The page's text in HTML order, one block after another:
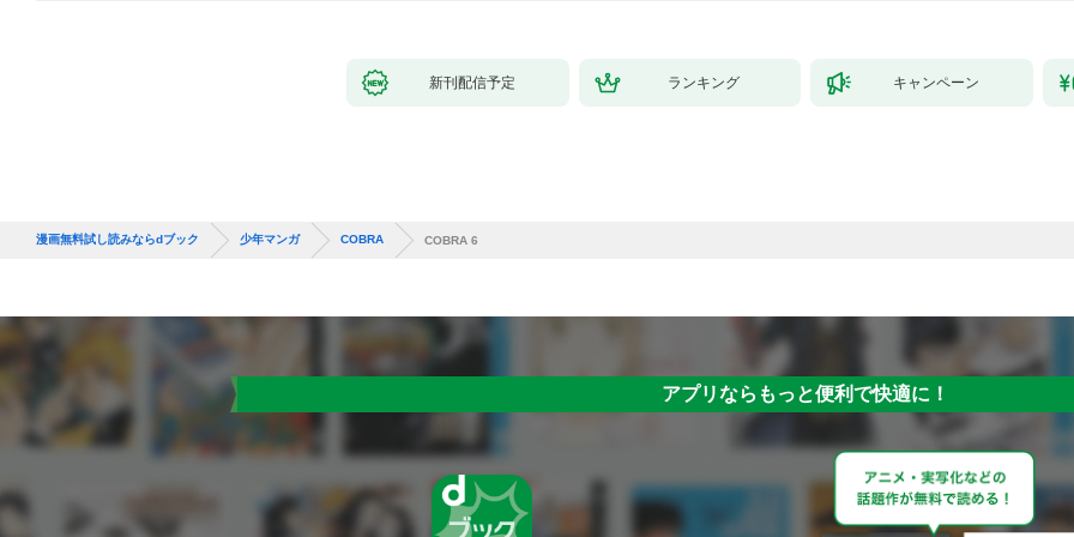
新刊配信予定 ランキング キャンペーン
漫画無料試し読みならdブック 少年マンガ COBRA COBRA 6
アプリならもっと便利で快適に！